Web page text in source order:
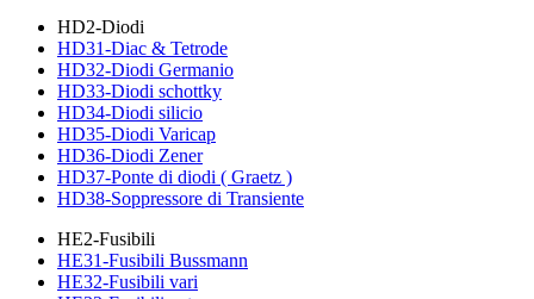
HD2-Diodi
HD31-Diac & Tetrode
HD32-Diodi Germanio
HD33-Diodi schottky
HD34-Diodi silicio
HD35-Diodi Varicap
HD36-Diodi Zener
HD37-Ponte di diodi ( Graetz )
HD38-Soppressore di Transiente
HE2-Fusibili
HE31-Fusibili Bussmann
HE32-Fusibili vari